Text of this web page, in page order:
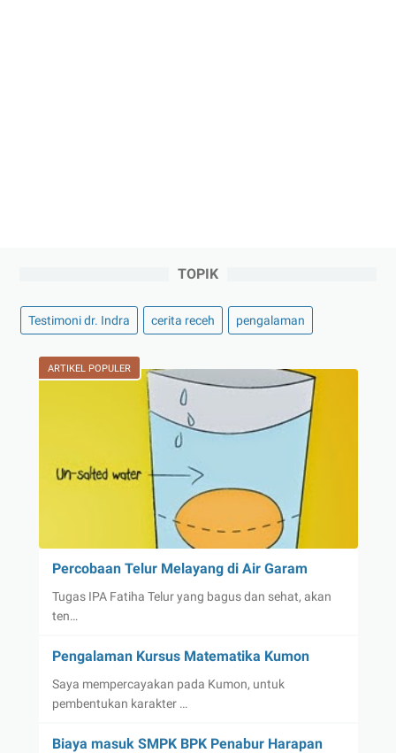
TOPIK
Testimoni dr. Indra cerita receh pengalaman
ARTIKEL POPULER
Percobaan Telur Melayang di Air Garam
Tugas IPA Fatiha Telur yang bagus dan sehat, akan
ten…
Pengalaman Kursus Matematika Kumon
Saya mempercayakan pada Kumon, untuk
pembentukan karakter …
Biaya masuk SMPK BPK Penabur Harapan